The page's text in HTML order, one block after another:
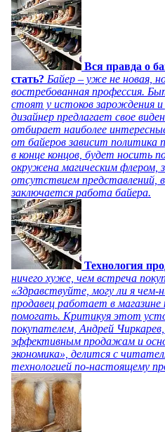
Вся правда о
стать? Байер – уже не новая,
востребованная профессия.
стоят у истоков зарождения
дизайнер предлагает свое
отбирает наиболее
от байеров зависит политика
в конце концов, будет носить
окружена магическим флером,
отсутствием представлений,
заключается работа байера.
Технология
ничего хуже, чем встреча
«Здравствуйте, могу ли я чем-
продавец работает в
помогать. Критикуя этот
покупателем, Андрей
эффективным продажам и
экономика», делится с
технологией по-настоящему